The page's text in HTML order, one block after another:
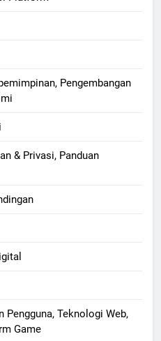
Pengembangan
& Privasi, Panduan
Pengguna, Teknologi Web,
Game